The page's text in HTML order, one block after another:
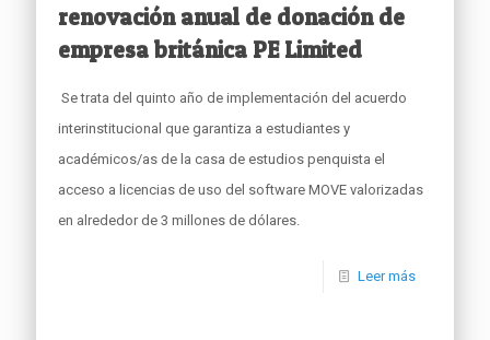
renovación anual de donación de
empresa británica PE Limited
Se trata del quinto año de implementación del acuerdo
interinstitucional que garantiza a estudiantes y
académicos/as de la casa de estudios penquista el
acceso a licencias de uso del software MOVE valorizadas
en alrededor de 3 millones de dólares.
Leer más